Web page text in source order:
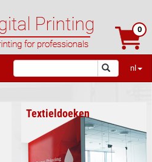
0
nl
Textieldoeken